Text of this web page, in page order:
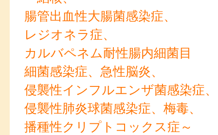
腸管出血性大腸菌感染症、
レジオネラ症、
カルバペネム耐性腸内細菌目
細菌感染症、急性脳炎、
侵襲性インフルエンザ菌感染症、
侵襲性肺炎球菌感染症、梅毒、
播種性クリプトコックス症～